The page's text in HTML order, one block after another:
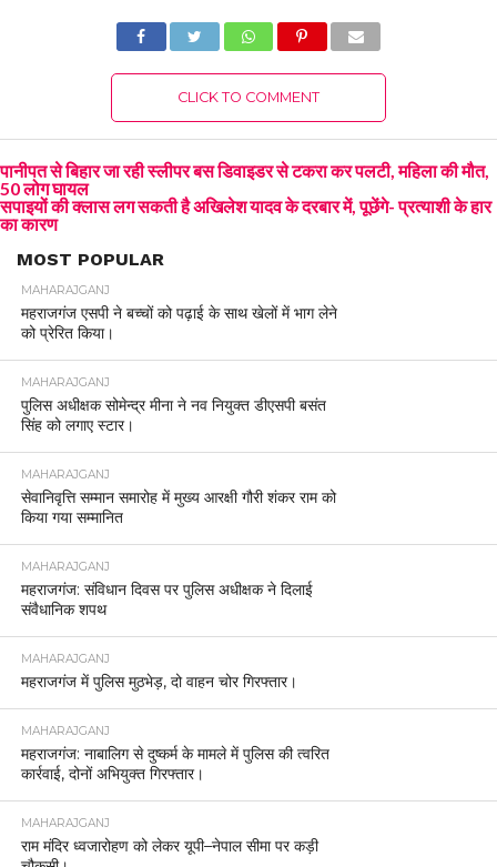
CLICK TO COMMENT
पानीपत से बिहार जा रही स्लीपर बस डिवाइडर से टकरा कर पलटी, महिला की मौत,
50 लोग घायल
सपाइयों की क्लास लग सकती है अखिलेश यादव के दरबार में, पूछेंगे- प्रत्याशी के हार
का कारण
MOST POPULAR
MAHARAJGANJ
महराजगंज एसपी ने बच्चों को पढ़ाई के साथ खेलों में भाग लेने
को प्रेरित किया।
MAHARAJGANJ
पुलिस अधीक्षक सोमेन्द्र मीना ने नव नियुक्त डीएसपी बसंत
सिंह को लगाए स्टार।
MAHARAJGANJ
सेवानिवृत्ति सम्मान समारोह में मुख्य आरक्षी गौरी शंकर राम को
किया गया सम्मानित
MAHARAJGANJ
महराजगंज: संविधान दिवस पर पुलिस अधीक्षक ने दिलाई
संवैधानिक शपथ
MAHARAJGANJ
महराजगंज में पुलिस मुठभेड़, दो वाहन चोर गिरफ्तार।
MAHARAJGANJ
महराजगंज: नाबालिग से दुष्कर्म के मामले में पुलिस की त्वरित
कार्रवाई, दोनों अभियुक्त गिरफ्तार।
MAHARAJGANJ
राम मंदिर ध्वजारोहण को लेकर यूपी–नेपाल सीमा पर कड़ी